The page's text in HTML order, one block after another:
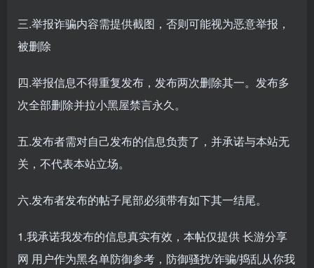
三.举报诈骗内容需提供截图，否则可能视为恶意举报，
被删除
四.举报信息不得重复发布，发布两次删除其一。发布多
次全部删除并拉小黑屋禁言永久。
五.发布者需对自己发布的信息负责了，并承诺与本站无
关，不代表本站立场。
六.发布者发布的帖子尾部必须带有如下其一结尾。
1.我承诺我发布的信息真实有效，本帖仅提供 长游分享
网 用户作为黑名单防御参考，防御骚扰/诈骗/捣乱从你我